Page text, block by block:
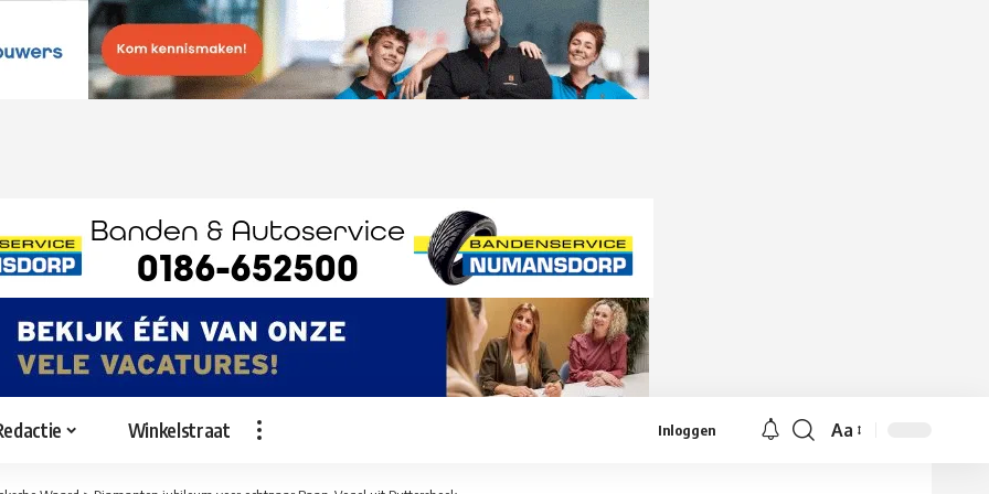
Winkelstraat Inloggen
Lettergrootte
Aa